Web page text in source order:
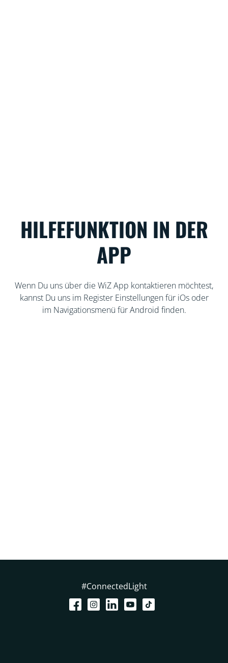
HILFEFUNKTION IN DER
APP
Wenn Du uns über die WiZ App kontaktieren möchtest,
kannst Du uns im Register Einstellungen für iOs oder
im Navigationsmenü für Android finden.
#ConnectedLight